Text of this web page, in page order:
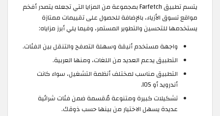
يتسم تطبيق Farfetch بمجموعة من المزايا التي تجعله يتصدر أفخم
مواقع تسوق الأزياء، بالإضافة للحصول على تقييمات ممتازة
يستخدمها للتحسين والتطوير المستمر، وفيما يلي أبرز مزاياه:
واجهة مستخدم أنيقة وسهلة التصفح والتنقل بين الفئات.
التطبيق يدعم العديد من اللغات، ومنها العربية.
التطبيق مناسب لمختلف أنظمة التشغيل، سواء كانت
أندرويد أو IOS.
تشكيلات كبيرة ومتنوعة مُقسمة ضمن فئات شرائية
عديدة يسهل الاختيار من بينها حسب ذوقك.